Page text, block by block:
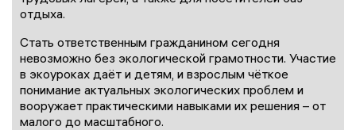
отдыха.
Стать ответственным гражданином сегодня
невозможно без экологической грамотности. Участие
в экоуроках даёт и детям, и взрослым чёткое
понимание актуальных экологических проблем и
вооружает практическими навыками их решения – от
малого до масштабного.